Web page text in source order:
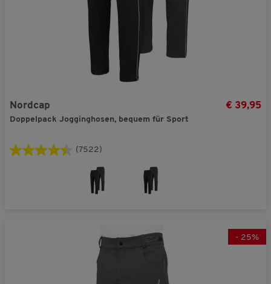
Nordcap
Doppelpack Jogginghosen, bequem für Sport
€ 39,95
(7522)
- 25%